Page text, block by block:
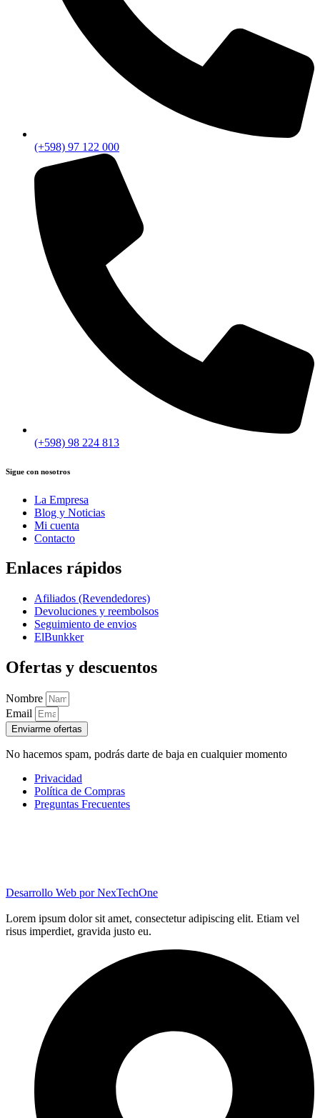
(+598) 97 122 000
(+598) 98 224 813
Sigue con nosotros
La Empresa
Blog y Noticias
Mi cuenta
Contacto
Enlaces rápidos
Afiliados (Revendedores)
Devoluciones y reembolsos
Seguimiento de envios
ElBunkker
Ofertas y descuentos
Nombre
Email
Enviarme ofertas
No hacemos spam, podrás darte de baja en cualquier momento
Privacidad
Política de Compras
Preguntas Frecuentes
Desarrollo Web porNexTechOne
Lorem ipsum dolor sit amet, consectetur adipiscing elit. Etiam vel
risus imperdiet, gravida justo eu.